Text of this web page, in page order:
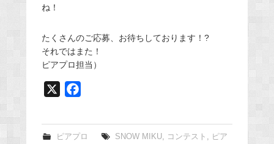
ね！
たくさんのご応募、お待ちしております！?
それではまた！
ピアプロ担当）
e
ピアプロ SNOW MIKU, コンテスト , ピア